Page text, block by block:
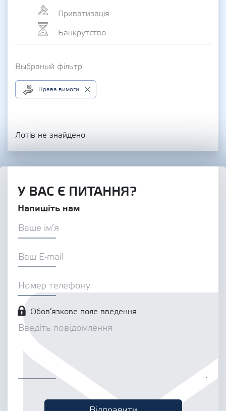
Приватизація
Банкрутство
Выбраный фільтр
Права вимоги
Лотів не знайдено
У ВАС Є ПИТАННЯ?
Напишіть нам
Обов’язкове поле введення